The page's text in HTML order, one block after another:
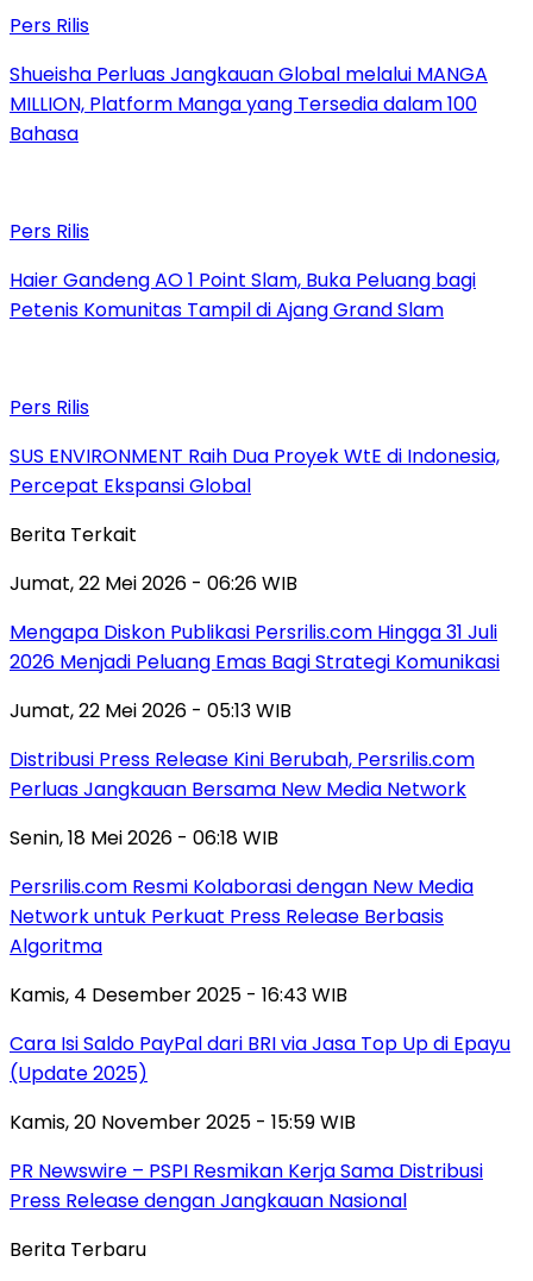
Pers Rilis
Shueisha Perluas Jangkauan Global melalui MANGA
MILLION, Platform Manga yang Tersedia dalam 100
Bahasa
Pers Rilis
Haier Gandeng AO 1 Point Slam, Buka Peluang bagi
Petenis Komunitas Tampil di Ajang Grand Slam
Pers Rilis
SUS ENVIRONMENT Raih Dua Proyek WtE di Indonesia,
Percepat Ekspansi Global
Berita Terkait
Jumat, 22 Mei 2026 - 06:26 WIB
Mengapa Diskon Publikasi Persrilis.com Hingga 31 Juli
2026 Menjadi Peluang Emas Bagi Strategi Komunikasi
Jumat, 22 Mei 2026 - 05:13 WIB
Distribusi Press Release Kini Berubah, Persrilis.com
Perluas Jangkauan Bersama New Media Network
Senin, 18 Mei 2026 - 06:18 WIB
Persrilis.com Resmi Kolaborasi dengan New Media
Network untuk Perkuat Press Release Berbasis
Algoritma
Kamis, 4 Desember 2025 - 16:43 WIB
Cara Isi Saldo PayPal dari BRI via Jasa Top Up di Epayu
(Update 2025)
Kamis, 20 November 2025 - 15:59 WIB
PR Newswire – PSPI Resmikan Kerja Sama Distribusi
Press Release dengan Jangkauan Nasional
Berita Terbaru